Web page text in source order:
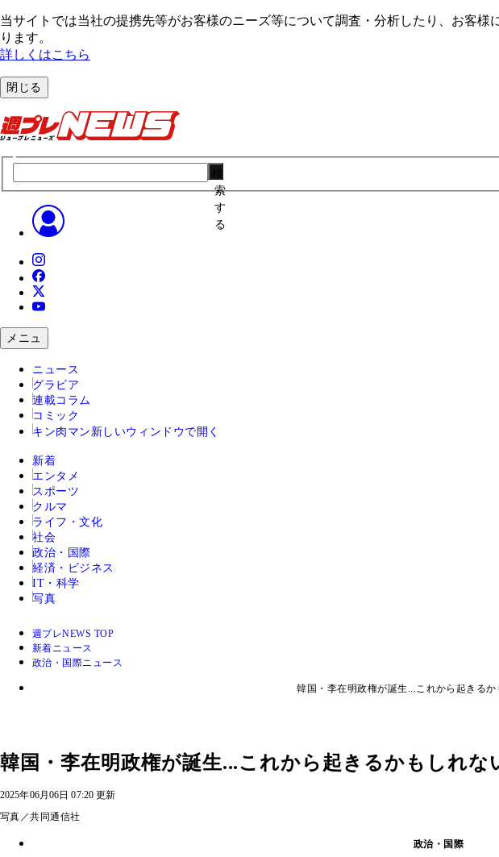
当サイトでは当社の提携先等がお客様のニーズ等について調査・分析したり、お客様
ります。
詳しくはこちら
閉じる
索
す
る
メニュ
ニュース
グラビア
連載コラム
コミック
キン肉マン 新しいウィンドウで開く
新着
エンタメ
スポーツ
クルマ
ライフ・文化
社会
政治・国際
経済・ビジネス
IT・科学
写真
週プレNEWS TOP
新着ニュース
政治・国際ニュース
韓国・李在明政権が誕生...これから起きる
韓国・李在明政権が誕生...これから起きるかもしれな
2025年06月06日 07:20 更新
写真／共同通信社
政治・国際